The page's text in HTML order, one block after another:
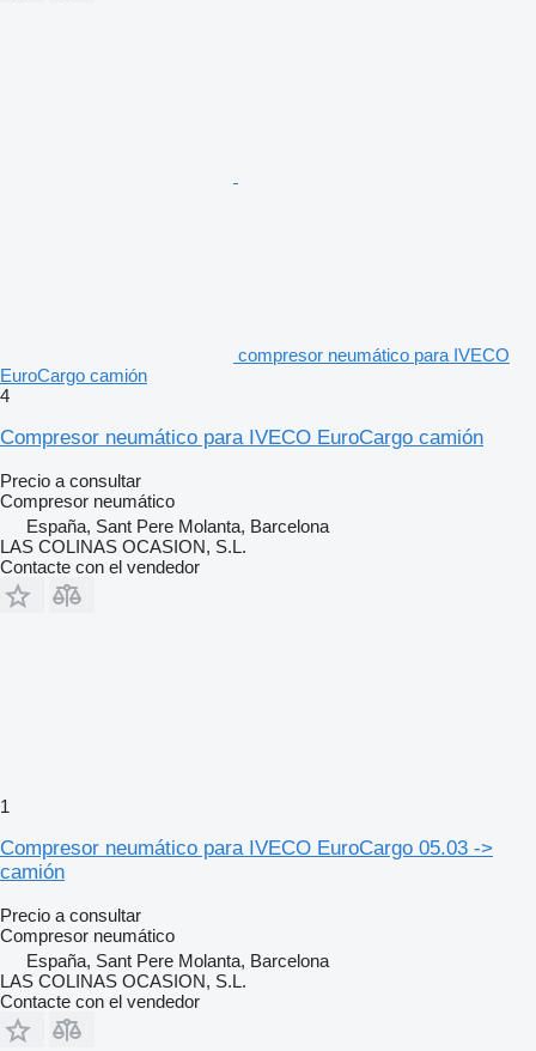
compresor neumático para IVECO
EuroCargo camión
4
Compresor neumático para IVECO EuroCargo camión
Precio a consultar
Compresor neumático
España, Sant Pere Molanta, Barcelona
LAS COLINAS OCASION, S.L.
Contacte con el vendedor
1
Compresor neumático para IVECO EuroCargo 05.03 ->
camión
Precio a consultar
Compresor neumático
España, Sant Pere Molanta, Barcelona
LAS COLINAS OCASION, S.L.
Contacte con el vendedor